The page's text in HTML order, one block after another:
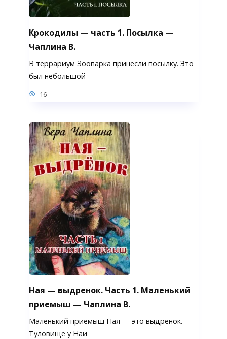
Крокодилы — часть 1. Посылка —
Чаплина В.
В террариум Зоопарка принесли посылку. Это
был небольшой
16
Ная — выдренок. Часть 1. Маленький
приемыш — Чаплина В.
Маленький приемыш Ная — это выдрёнок.
Туловище у Наи